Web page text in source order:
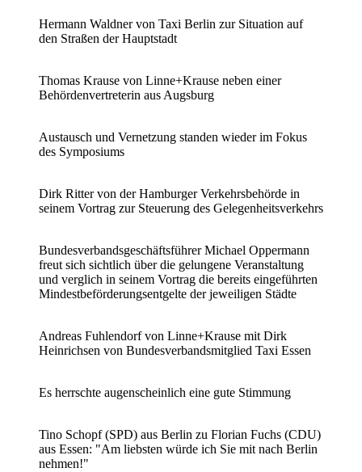
Hermann Waldner von Taxi Berlin zur Situation auf
den Straßen der Hauptstadt
Thomas Krause von Linne+Krause neben einer
Behördenvertreterin aus Augsburg
Austausch und Vernetzung standen wieder im Fokus
des Symposiums
Dirk Ritter von der Hamburger Verkehrsbehörde in
seinem Vortrag zur Steuerung des Gelegenheitsverkehrs
Bundesverbandsgeschäftsführer Michael Oppermann
freut sich sichtlich über die gelungene Veranstaltung
und verglich in seinem Vortrag die bereits eingeführten
Mindestbeförderungsentgelte der jeweiligen Städte
Andreas Fuhlendorf von Linne+Krause mit Dirk
Heinrichsen von Bundesverbandsmitglied Taxi Essen
Es herrschte augenscheinlich eine gute Stimmung
Tino Schopf (SPD) aus Berlin zu Florian Fuchs (CDU)
aus Essen: "Am liebsten würde ich Sie mit nach Berlin
nehmen!"